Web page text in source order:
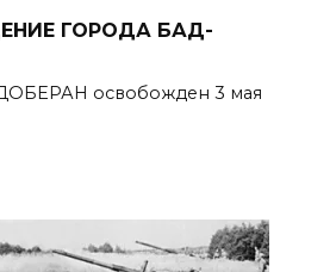
ГОРОДА БАД-
освобожден 3 мая